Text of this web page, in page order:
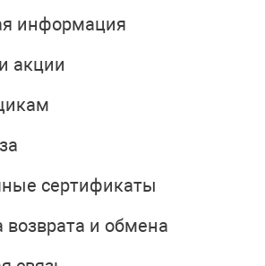
информация
акции
сертификаты
возврата и обмена